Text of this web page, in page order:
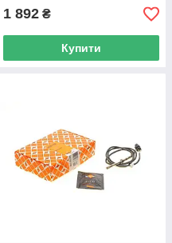
1 892 ₴
Купити